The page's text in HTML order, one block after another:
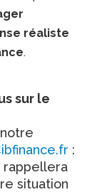
réaliste
.
sur le
:
rappellera
situation